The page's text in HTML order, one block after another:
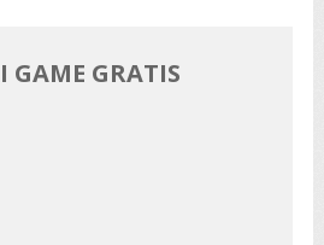
GAME GRATIS